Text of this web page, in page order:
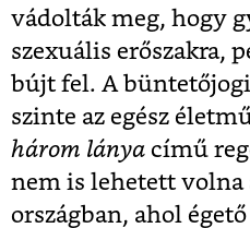
vádolták meg, hogy
szexuális erőszakra,
bújt fel. A
szinte az egész
három lánya című
nem is lehetett volna
országban, ahol